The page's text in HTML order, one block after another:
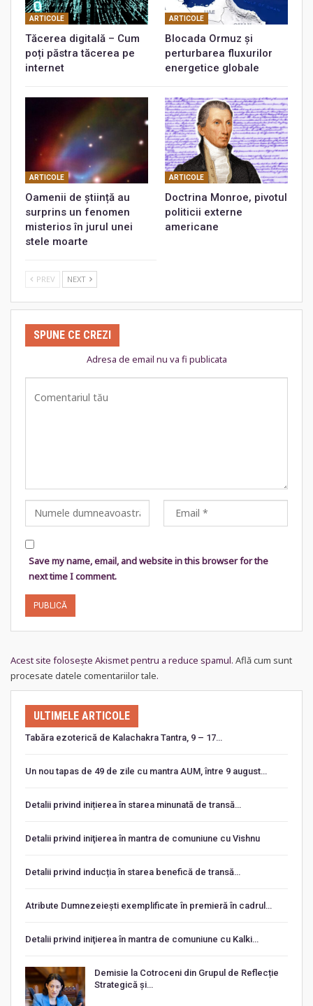
ARTICOLE
Tăcerea digitală – Cum
poți păstra tăcerea pe
internet
ARTICOLE
Blocada Ormuz și
perturbarea fluxurilor
energetice globale
ARTICOLE
Oamenii de știință au
surprins un fenomen
misterios în jurul unei
stele moarte
ARTICOLE
Doctrina Monroe, pivotul
politicii externe
americane
PREV NEXT
SPUNE CE CREZI
Adresa de email nu va fi publicata
Save my name, email, and website in this browser for the
next time I comment.
Acest site folosește Akismet pentru a reduce spamul. Află cum sunt
procesate datele comentariilor tale.
ULTIMELE ARTICOLE
Tabăra ezoterică de Kalachakra Tantra, 9 – 17…
Un nou tapas de 49 de zile cu mantra AUM, între 9 august…
Detalii privind inițierea în starea minunată de transă…
Detalii privind iniţierea în mantra de comuniune cu Vishnu
Detalii privind inducția în starea benefică de transă…
Atribute Dumnezeiești exemplificate în premieră în cadrul…
Detalii privind iniţierea în mantra de comuniune cu Kalki…
Demisie la Cotroceni din Grupul de Reflecție
Strategică și…